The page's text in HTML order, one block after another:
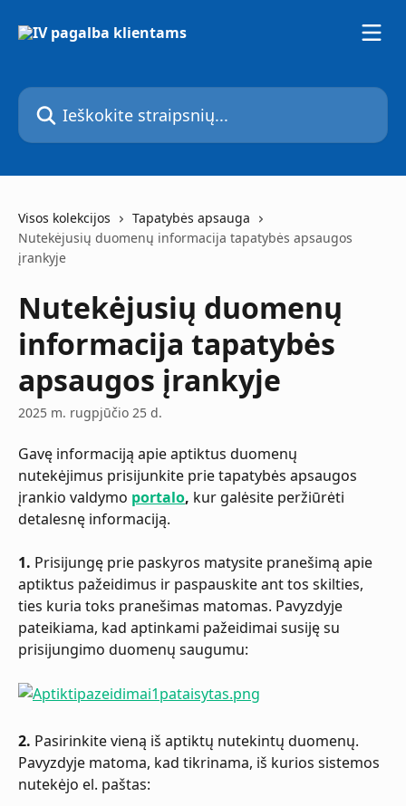
Ieškokite straipsnių...
Visos kolekcijos
Tapatybės apsauga
Nutekėjusių duomenų informacija tapatybės apsaugos
įrankyje
Nutekėjusių duomenų
informacija tapatybės
apsaugos įrankyje
2025 m. rugpjūčio 25 d.
Gavę informaciją apie aptiktus duomenų
nutekėjimus prisijunkite prie tapatybės apsaugos
įrankio valdymo portalo, kur galėsite peržiūrėti
detalesnę informaciją.
1. Prisijungę prie paskyros matysite pranešimą apie
aptiktus pažeidimus ir paspauskite ant tos skilties,
ties kuria toks pranešimas matomas. Pavyzdyje
pateikiama, kad aptinkami pažeidimai susiję su
prisijungimo duomenų saugumu:
2. Pasirinkite vieną iš aptiktų nutekintų duomenų.
Pavyzdyje matoma, kad tikrinama, iš kurios sistemos
nutekėjo el. paštas: